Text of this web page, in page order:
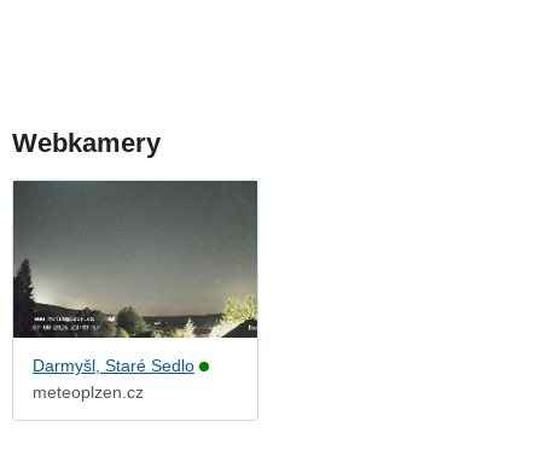
Webkamery
Darmyšl, Staré Sedlo
meteoplzen.cz